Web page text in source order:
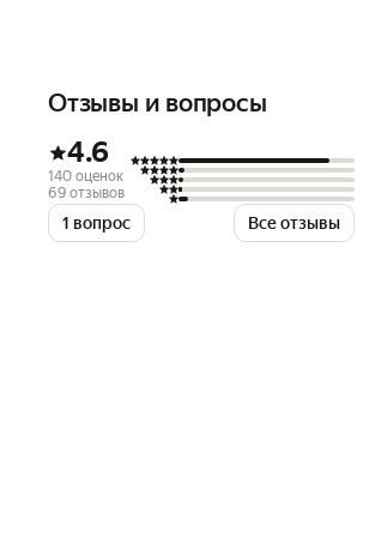
Отзывы и вопросы
4.6
140 оценок
69 отзывов
1 вопрос
Все отзывы